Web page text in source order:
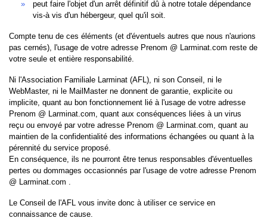
peut faire l'objet d'un arrêt définitif dû à notre totale dépendance
vis-à vis d'un hébergeur, quel qu'il soit.
Compte tenu de ces éléments (et d'éventuels autres que nous n'aurions
pas cernés), l'usage de votre adresse Prenom @ Larminat.com reste de
votre seule et entière responsabilité.
Ni l'Association Familiale Larminat (AFL), ni son Conseil, ni le
WebMaster, ni le MailMaster ne donnent de garantie, explicite ou
implicite, quant au bon fonctionnement lié à l'usage de votre adresse
Prenom @ Larminat.com, quant aux conséquences liées à un virus
reçu ou envoyé par votre adresse Prenom @ Larminat.com, quant au
maintien de la confidentialité des informations échangées ou quant à la
pérennité du service proposé.
En conséquence, ils ne pourront être tenus responsables d'éventuelles
pertes ou dommages occasionnés par l'usage de votre adresse Prenom
@ Larminat.com .
Le Conseil de l'AFL vous invite donc à utiliser ce service en
connaissance de cause.